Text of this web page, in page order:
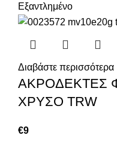
Εξαντλημένο
Διαβάστε περισσότερα
ΑΚΡΟΔΕΚΤΕΣ
ΧΡΥΣΟ TRW
€9